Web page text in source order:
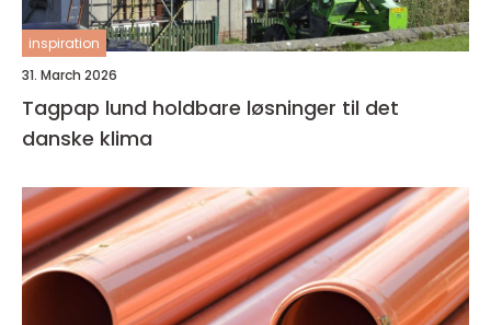
inspiration
31. March 2026
Tagpap lund holdbare løsninger til det
danske klima